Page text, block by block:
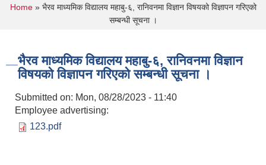
You are here
Home» भैरव माध्यमिक विद्यालय महाबु-६, रानिवनमा विज्ञान विषयको विज्ञापन गरिएको
सम्बन्धी सूचना ।
भैरव माध्यमिक विद्यालय महाबु-६, रानिवनमा विज्ञान
विषयको विज्ञापन गरिएको सम्बन्धी सूचना ।
Submitted on: Mon, 08/28/2023 - 11:40
Employee advertising:
123.pdf